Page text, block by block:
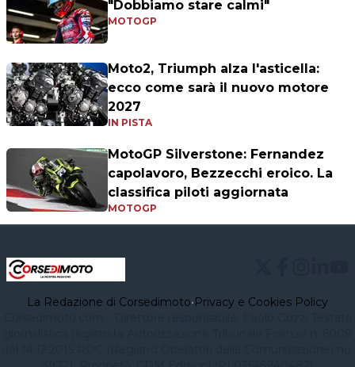
"Dobbiamo stare calmi"
MOTOGP
Moto2, Triumph alza l'asticella:
ecco come sarà il nuovo motore
2027
IN PISTA
MotoGP Silverstone: Fernandez
capolavoro, Bezzecchi eroico. La
classifica piloti aggiornata
MOTOGP
La Redazione di Corsedimoto•Privacy e Cookies Policy